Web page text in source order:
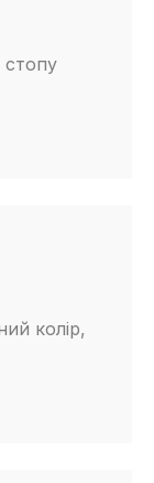
колір,